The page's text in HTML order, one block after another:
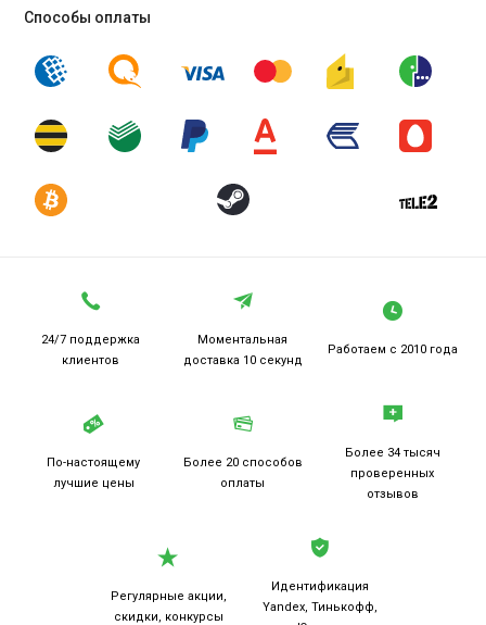
Способы оплаты
24/7 поддержка
клиентов
Моментальная
доставка 10 секунд
Работаем с 2010 года
По-настоящему
лучшие цены
Более 20 способов
оплаты
Более 34 тысяч
проверенных
отзывов
Регулярные акции,
скидки, конкурсы
Идентификация
Yandex, Тинькофф,